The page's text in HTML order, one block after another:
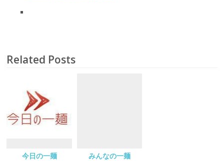
Related Posts
今日の一麺 みんなの一麺